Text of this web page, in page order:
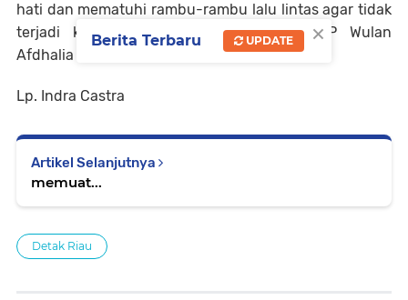
hati dan mematuhi rambu-rambu lalu lintas agar tidak
terjadi kejadian yang serupa," harap AKP Wulan
Afdhalia Ramadhani.
Lp. Indra Castra
Artikel Selanjutnya
memuat...
Detak Riau
×
Berita Terbaru UPDATE